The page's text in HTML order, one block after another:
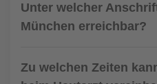
Unter welcher
München erreichbar?
Zu welchen Zeiten